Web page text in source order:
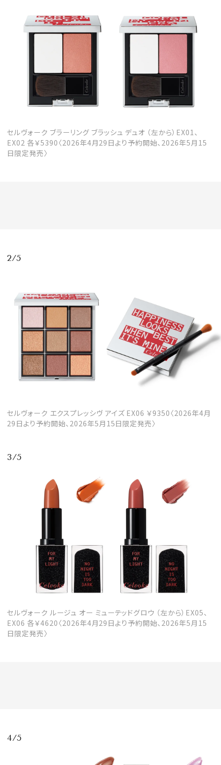
MAGAZINE
会員登録
Log in or Sign up
「The SPUR Club」。 便利な機能と特典を無料で楽し
めます。
MAGAZINE
SPUR 2026 JULY
2026年9月号
セルヴォーク ブラーリング ブラッシュ デュオ （左から）EX01、
EX02 各￥5390〈2026年4月29日より予約開始、2026年5月15
日限定発売〉
2/5
セルヴォーク エクスプレッシヴ アイズ EX06 ￥9350〈2026年4月
29日より予約開始、2026年5月15日限定発売〉
3/5
セルヴォーク ルージュ オー ミューテッドグロウ （左から）EX05、
EX06 各￥4620〈2026年4月29日より予約開始、2026年5月15
日限定発売〉
4/5